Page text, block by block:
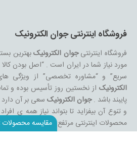
فروشگاه اینترنتی جوان الکترونیک
فروشگاه اینترنتیجوان الکترونیکبهترین
مورد نیاز شما در ایران است . “اصل بودن کالا
سریع” و “مشاوره تخصصی” از ویژگی
الکترونیکاز نخستین روز تأسیس بوده و
پایبند باشد .جوان الکترونیکسعی بر آن دارد
و تنوع آن بیفزاید تا بتواند نیاز همه ی
محصولات اینترنتی مرتفع کند.مقایسه محصولات